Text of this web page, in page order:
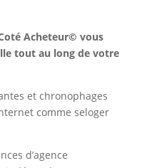
Acheteur© vous
tout au long de votre
et chronophages
comme seloger
d’agence